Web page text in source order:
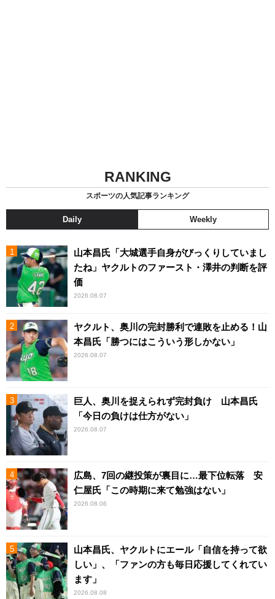
RANKING
スポーツの人気記事ランキング
Daily Weekly
山本昌氏「大城選手自身がびっくりしていまし
たね」ヤクルトのファースト・澤井の判断を評
価
2026.08.07
ヤクルト、奥川の完封勝利で連敗を止める！山
本昌氏「勝つにはこういう形しかない」
2026.08.07
巨人、奥川を捉えられず完封負け 山本昌氏
「今日の負けは仕方がない」
2026.08.07
広島、7回の継投策が裏目に…最下位転落 安
仁屋氏「この時期に来て勉強はない」
2026.08.06
山本昌氏、ヤクルトにエール「自信を持って欲
しい」、「ファンの方も毎日応援してくれてい
ます」
2026.08.08